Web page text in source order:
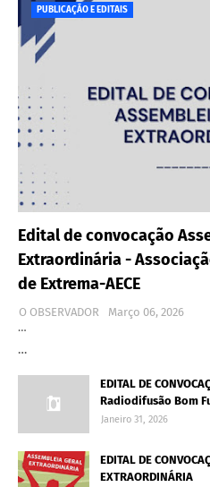
PUBLICAÇÃO E EDITAIS
Edital de convocação
Extraordinária -
de Extrema-AECE
O OBSERVADOR
Março 06, 2026
…
…
EDITAL DE
Radiodifusão Bom
Janeiro 31, 2026
EDITAL DE
EXTRAORDINÁRIA